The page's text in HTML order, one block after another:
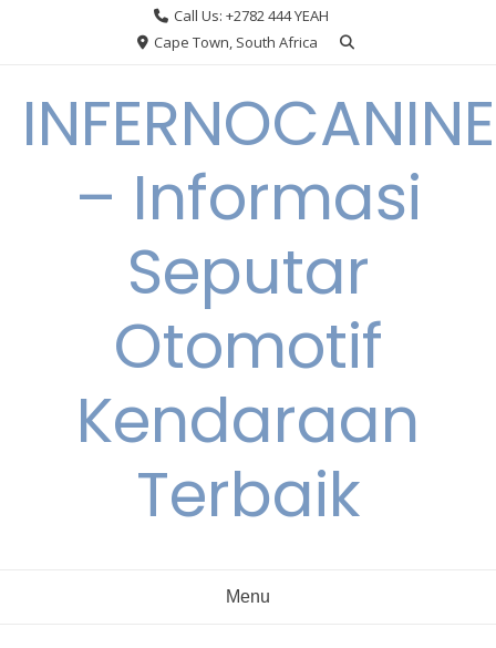
Call Us: +2782 444 YEAH
Cape Town, South Africa
INFERNOCANINE
– Informasi
Seputar
Otomotif
Kendaraan
Terbaik
Menu